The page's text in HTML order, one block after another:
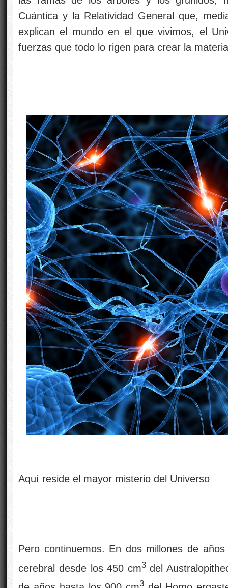
Cuántica y la Relatividad General que,
explican el mundo en el que vivimos, el
fuerzas que todo lo rigen para crear la
Aquí reside el mayor misterio del Universo
Pero continuemos. En dos millones de
cerebral desde los 450 cm3 del
3